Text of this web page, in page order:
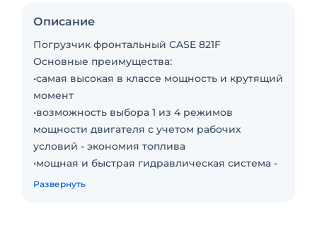
Описание
Погрузчик фронтальный CASE 821F
Основные преимущества:
•самая высокая в классе мощность и крутящий
момент
•возможность выбора 1 из 4 режимов
мощности двигателя с учетом рабочих
условий - экономия топлива
•мощная и быстрая гидравлическая система -
превосходной производительности
Развернуть